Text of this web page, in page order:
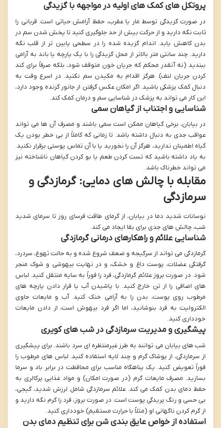
پروتکل های کمک های اولیه در مواجهه با گزیدگی
در صورت گزیدگی توسط مار یا عقرب، حفظ آرامش حیاتی است. قربانی را
ثابت نگه دارید و از حرکت بیش از حد جلوگیری کنید تا پخش شدن سم در
بدن کاهش یابد. اندام گزیده شده را در سطحی پایین تر از قلب نگه
دارید. چند سانتی متر بالاتر از محل گزیدگی را با یک پارچه یا باند به آرامی
ببندید (نه آنقدر محکم که جریان خون متوقف شود، بلکه صرفاً برای کند
کردن جریان لنف). هرگز اقدام به مکیدن سم نکنید. در اسرع وقت به
دنبال کمک پزشکی باشید. اگر امکان عکس گرفتن از جانور گزنده وجود دارد،
این کار می تواند به پزشک در شناسایی سم و درمان کمک کند.
شناسایی و اجتناب از گیاهان سمی
در بیابان، برخی گیاهان ممکن است سمی باشند و مصرف آن ها می تواند
عواقب جدی به دنبال داشته باشد. تا زمانی که کاملاً از بی خطر بودن یک
گیاه اطمینان ندارید، هرگز آن را نخورید یا با آن تماس پوستی برقرار نکنید.
به یاد داشته باشید که تست کردن طعم یا بو کردن گیاهان ناشناخته نیز
می تواند خطرناک باشد.
مقابله با چالش های دمایی: گرمازدگی و
سرمازدگی
نوسانات شدید دما در بیابان، از گرمای طاقت فرسای روز تا سرمای شدید
شب، چالش های جدی برای بقا ایجاد می کند.
شناسایی علائم و راهکارهای درمانی گرمازدگی
گرمازدگی می تواند از سرگیجه و ضعف شروع شده و به حالت تهوع، سردرد،
گرفتگی عضلات، پوست داغ و خشک، و در نهایت بیهوشی و شوک منجر
شود. در صورت بروز علائم گرمازدگی، فرد را فوراً به سایه منتقل کنید. لباس
های اضافی را از تن خارج کنید. با پاشیدن آب یا قرار دادن پارچه های
مرطوب روی پوست، بدن را به آرامی خنک کنید. آب و مایعات حاوی
الکترولیت به فرد بنوشانید، اما اگر فرد بیهوش است، از دادن مایعات
خودداری کنید.
پیشگیری و مدیریت سرمازدگی در شب های کویری
شب های بیابان می توانند به طرز غیرمنتظره ای سرد باشند. برای پیشگیری
از سرمازدگی، از پوشاک گرم و چند لایه استفاده کنید. لباس های مرطوب را
فوراً تعویض کنید. یک پناهگاه مناسب برای محافظت در برابر باد و سرما
بسازید. مصرف مایعات گرم (در صورت امکان) و مواد غذایی پرکالری به
حفظ دمای بدن کمک می کند. علائم سرمازدگی شامل لرزش شدید، گیجی،
بی حسی و رنگ پریدگی پوست است. در صورت بروز، فرد را گرم نگه دارید و
از گرم کردن ناگهانی او (مثلاً با حرارت مستقیم) خودداری کنید.
استفاده از خواص عایق بندی شن برای تنظیم دمای بدن